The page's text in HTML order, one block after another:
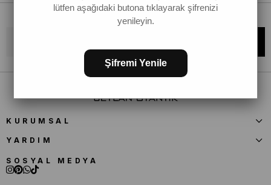
Bültene kaydolun, kampanya ve yenilikleri kaçırmayın!
KURUMSAL
YARDIM
SOSYAL MEDYA
lütfen aşağıdaki butona tıklayarak şifrenizi
yenileyin.
Şifremi Yenile